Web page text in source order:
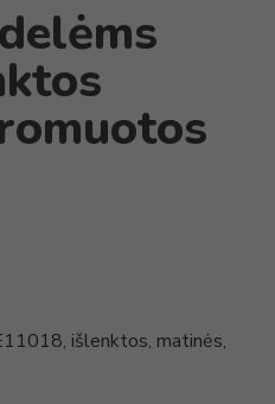
išlenktos, matinės,